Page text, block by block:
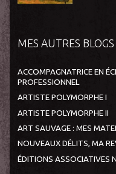
MES AUTRES BLOGS
ACCOMPAGNATRICE EN
PROFESSIONNEL
ARTISTE POLYMORPHE I
ARTISTE POLYMORPHE II
ART SAUVAGE : MES
NOUVEAUX DÉLITS, MA
ÉDITIONS ASSOCIATIVES